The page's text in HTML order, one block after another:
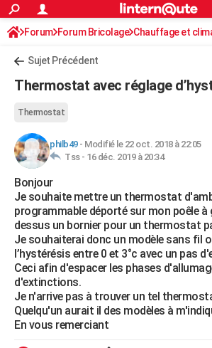
ACTUALITÉS
Politique
Société
Faits Divers
Education
Monde
Villes
+
AUTO
Essais
Réserver un essai
Citadines
Berlines
SUV
Forum auto
+HIGH-TECH
Mobiles
Meilleur smartphone
Internet
Ordinateurs
Jeux vidéo
Guide high-tech
+BRICOLAGE
Forum
Aménagement intérieur
Extérieur
Cuisine
Salle de bains
Jardinage
Rangement
WEEK-END
Guides de France
Escapades
Patrimoine
Expositions
Musées
Week-end nature
+LIFESTYLE
Art de vivre
Bien-être
Loisirs
Mode
Modes de vie
SANTE
Alimentation
Guide de la santé
Maladies
Médicaments
Sommeil
VOYAGE
S'inscrire
Connexion
Forum Forum Bricolage Chauffage et
Sujet Précédent
Thermostat avec réglage
Thermostat
philb49- Modifié le 22 oct. 2018 à 22:05
Tss - 16 déc. 2019 à 20:34
Bonjour
Je souhaite mettre un thermostat
programmable déporté sur mon poêle à
dessus un bornier pour un thermostat
Je souhaiterai donc un modèle sans fil
l’hystérésis entre 0 et 3°c avec un pas
Ceci afin d'espacer les phases
d'extinctions.
Je n'arrive pas à trouver un tel
Quelqu'un aurait il des modèles à
En vous remerciant